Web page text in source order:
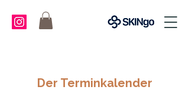
Der Terminkalender